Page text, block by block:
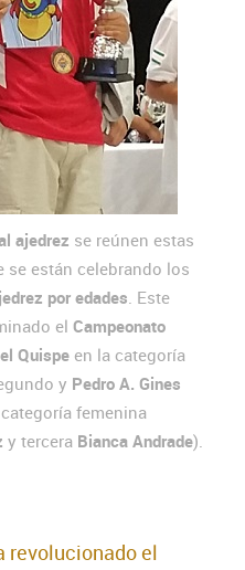
ajedrez se reúnen estas
se están celebrando los
por edades . Este
el Campeonato
Quispe en la categoría
y Pedro A. Gines
femenina
y tercera Bianca Andrade).
revolucionado el